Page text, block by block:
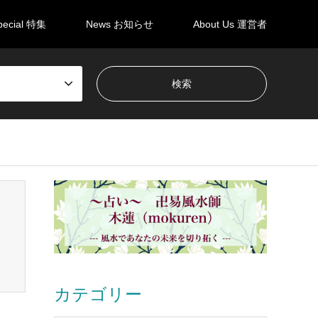
特集 News お知らせ About Us 運営者
カテゴリー